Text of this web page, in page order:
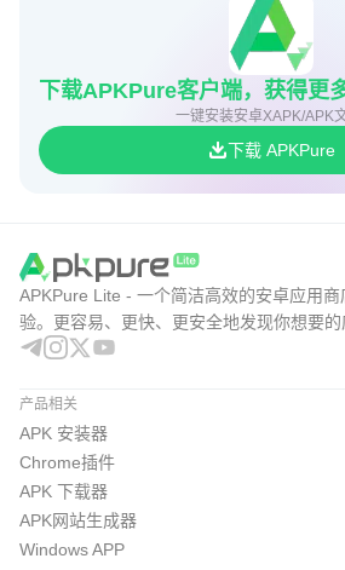
下载APKPure客户端，获得更
一键安装安卓XAPK/APK
下载 APKPure
APKPure Lite - 一个简洁高效的安卓应用
验。更容易、更快、更安全地发现你想要的
产品相关
APK 安装器
Chrome插件
APK 下载器
APK网站生成器
Windows APP